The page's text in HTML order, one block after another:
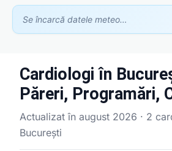
Se încarcă datele meteo…
Cardiologi în
Păreri, Programări,
Actualizat în august 2026 · 2
București